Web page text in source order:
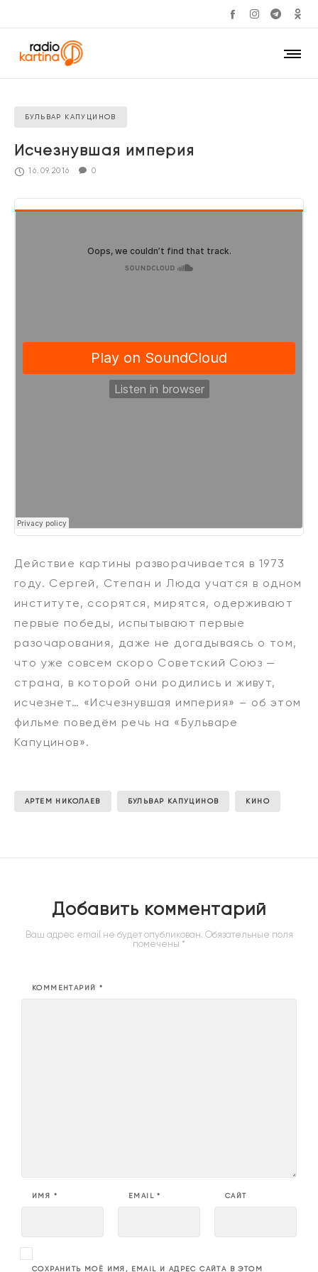
БУЛЬВАР КАПУЦИНОВ
Исчезнувшая империя
16.09.2016 0
Действие картины разворачивается в 1973
году. Сергей, Степан и Люда учатся в одном
институте, ссорятся, мирятся, одерживают
первые победы, испытывают первые
разочарования, даже не догадываясь о том,
что уже совсем скоро Советский Союз —
страна, в которой они родились и живут,
исчезнет… «Исчезнувшая империя» – об этом
фильме поведём речь на «Бульваре
Капуцинов».
АРТЕМ НИКОЛАЕВ БУЛЬВАР КАПУЦИНОВ КИНО
Добавить комментарий
Ваш адрес email не будет опубликован. Обязательные поля
помечены *
КОММЕНТАРИЙ *
ИМЯ * EMAIL* САЙТ
СОХРАНИТЬ МОЁ ИМЯ, EMAIL И АДРЕС САЙТА В ЭТОМ